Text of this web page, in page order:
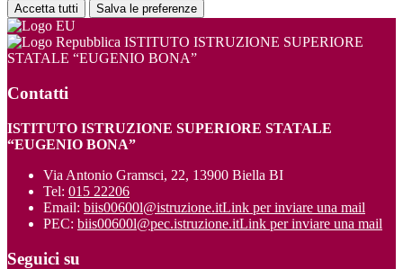
Accetta tutti Salva le preferenze
ISTITUTO ISTRUZIONE SUPERIORE
STATALE “EUGENIO BONA”
Contatti
ISTITUTO ISTRUZIONE SUPERIORE STATALE
“EUGENIO BONA”
Via Antonio Gramsci, 22, 13900 Biella BI
Tel: 015 22206
Email: biis00600l@istruzione.itLink per inviare una mail
PEC: biis00600l@pec.istruzione.itLink per inviare una mail
Seguici su